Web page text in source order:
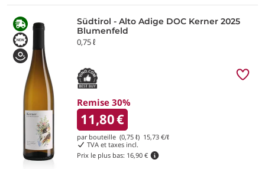
Südtirol - Alto Adige DOC Kerner 2025
Blumenfeld
0,75 ℓ
Remise 30%
11,80€
par bouteille (0,75 ℓ) 15,73 €/ℓ
TVA et taxes incl.
Prix le plus bas: 16,90 €